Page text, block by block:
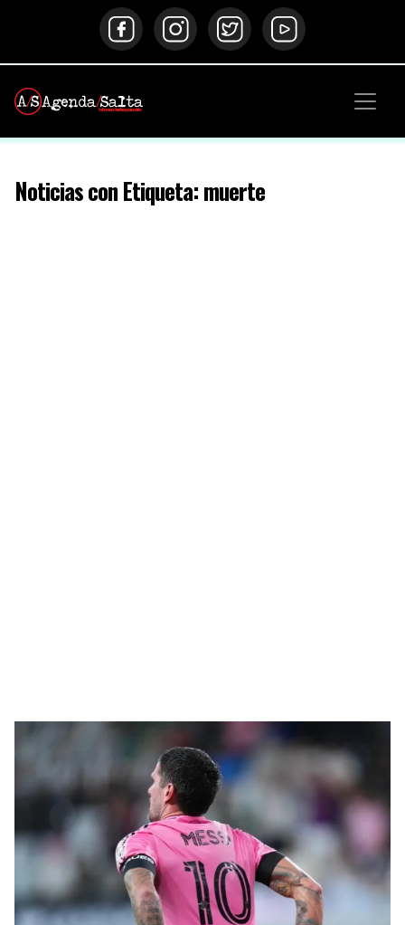
Noticias con Etiqueta: muerte